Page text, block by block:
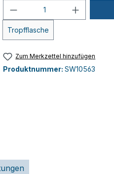
Produkt Anzahl:
Tropfflasche
Zum Merkzettel hinzufügen
Produktnummer: SW10563